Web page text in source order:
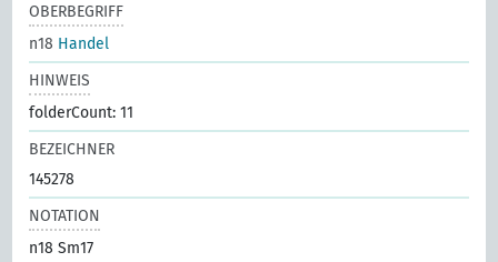
OBERBEGRIFF
n18 Handel
HINWEIS
folderCount: 11
BEZEICHNER
145278
NOTATION
n18 Sm17